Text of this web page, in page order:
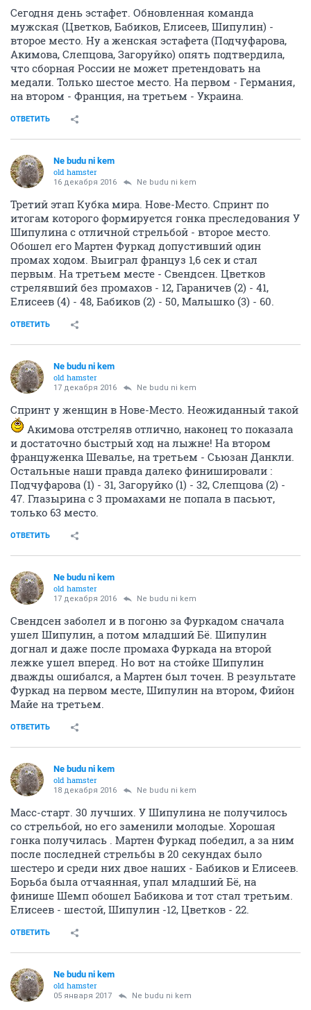
Сегодня день эстафет. Обновленная команда
мужская (Цветков, Бабиков, Елисеев, Шипулин) -
второе место. Ну а женская эстафета (Подчуфарова,
Акимова, Слепцова, Загоруйко) опять подтвердила,
что сборная России не может претендовать на
медали. Только шестое место. На первом - Германия,
на втором - Франция, на третьем - Украина.
ОТВЕТИТЬ
Ne budu ni kem
old hamster
16 декабря 2016 Ne budu ni kem
Третий этап Кубка мира. Нове-Место. Спринт по
итогам которого формируется гонка преследования У
Шипулина с отличной стрельбой - второе место.
Обошел его Мартен Фуркад допустивший один
промах ходом. Выиграл француз 1,6 сек и стал
первым. На третьем месте - Свендсен. Цветков
стрелявший без промахов - 12, Гараничев (2) - 41,
Елисеев (4) - 48, Бабиков (2) - 50, Малышко (3) - 60.
ОТВЕТИТЬ
Ne budu ni kem
old hamster
17 декабря 2016 Ne budu ni kem
Спринт у женщин в Нове-Место. Неожиданный такой
Акимова отстреляв отлично, наконец то показала
и достаточно быстрый ход на лыжне! На втором
француженка Шевалье, на третьем - Сьюзан Данкли.
Остальные наши правда далеко финишировали :
Подчуфарова (1) - 31, Загоруйко (1) - 32, Слепцова (2) -
47. Глазырина с 3 промахами не попала в пасьют,
только 63 место.
ОТВЕТИТЬ
Ne budu ni kem
old hamster
17 декабря 2016 Ne budu ni kem
Свендсен заболел и в погоню за Фуркадом сначала
ушел Шипулин, а потом младший Бё. Шипулин
догнал и даже после промаха Фуркада на второй
лежке ушел вперед. Но вот на стойке Шипулин
дважды ошибался, а Мартен был точен. В результате
Фуркад на первом месте, Шипулин на втором, Фийон
Майе на третьем.
ОТВЕТИТЬ
Ne budu ni kem
old hamster
18 декабря 2016 Ne budu ni kem
Масс-старт. 30 лучших. У Шипулина не получилось
со стрельбой, но его заменили молодые. Хорошая
гонка получилась . Мартен Фуркад победил, а за ним
после последней стрельбы в 20 секундах было
шестеро и среди них двое наших - Бабиков и Елисеев.
Борьба была отчаянная, упал младший Бё, на
финише Шемп обошел Бабикова и тот стал третьим.
Елисеев - шестой, Шипулин -12, Цветков - 22.
ОТВЕТИТЬ
Ne budu ni kem
old hamster
05 января 2017 Ne budu ni kem